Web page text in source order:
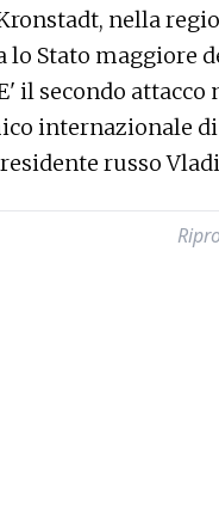
nella
lo Stato maggiore
il secondo
internazionale di
russo